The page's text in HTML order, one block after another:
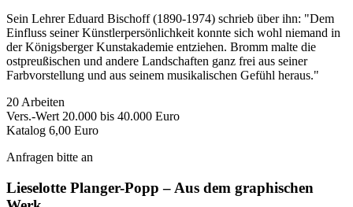
Sein Lehrer Eduard Bischoff (1890-1974) schrieb über ihn: "Dem
Einfluss seiner Künstlerpersönlichkeit konnte sich wohl niemand in
der Königsberger Kunstakademie entziehen. Bromm malte die
ostpreußischen und andere Landschaften ganz frei aus seiner
Farbvorstellung und aus seinem musikalischen Gefühl heraus."
20 Arbeiten
Vers.-Wert 20.000 bis 40.000 Euro
Katalog 6,00 Euro
Anfragen bitte an
Lieselotte Planger-Popp – Aus dem graphischen